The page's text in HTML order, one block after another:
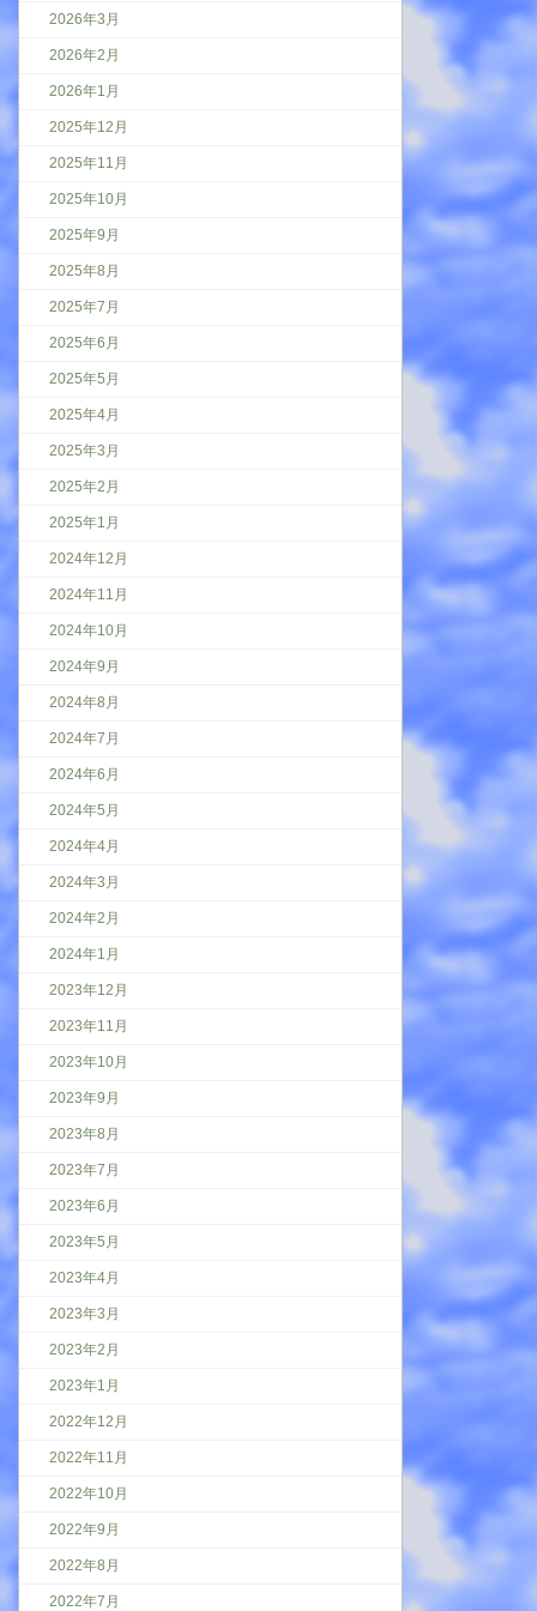
2026年3月
2026年2月
2026年1月
2025年12月
2025年11月
2025年10月
2025年9月
2025年8月
2025年7月
2025年6月
2025年5月
2025年4月
2025年3月
2025年2月
2025年1月
2024年12月
2024年11月
2024年10月
2024年9月
2024年8月
2024年7月
2024年6月
2024年5月
2024年4月
2024年3月
2024年2月
2024年1月
2023年12月
2023年11月
2023年10月
2023年9月
2023年8月
2023年7月
2023年6月
2023年5月
2023年4月
2023年3月
2023年2月
2023年1月
2022年12月
2022年11月
2022年10月
2022年9月
2022年8月
2022年7月